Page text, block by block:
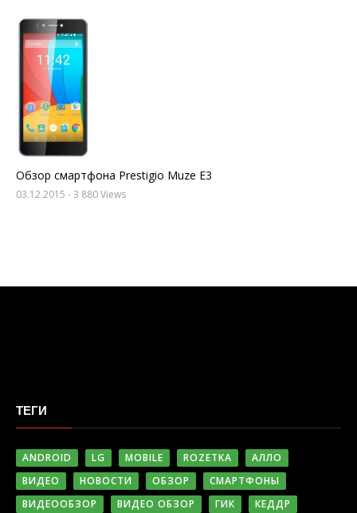
Обзор смартфона Prestigio Muze E3
03.12.2015 - 3 880 Views
ТЕГИ
ANDROID LG MOBILE ROZETKA
АЛЛО
ВИДЕО
НОВОСТИ ОБЗОР
СМАРТФОНЫ
ВИДЕООБЗОР
ВИДЕО ОБЗОР ГИК
КЕДДР